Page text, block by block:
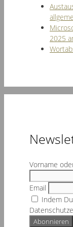
2025
Vorname
Email
Indem